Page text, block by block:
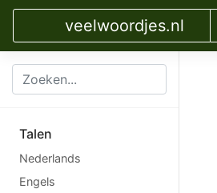
veelwoordjes.nl
Talen
Nederlands
Engels